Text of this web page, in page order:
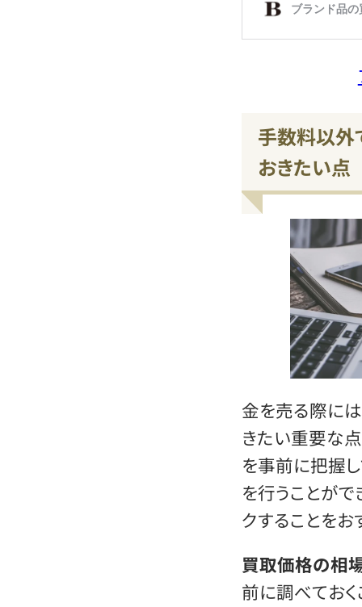
手数料以外
おきたい点
金を売る際に
きたい重要な点
を事前に把握し
を行うことがで
クすることをお
買取価格の相
前に調べてお